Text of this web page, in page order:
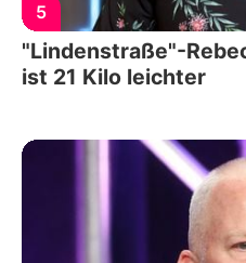
5
"Lindenstraße"-
ist 21 Kilo leichter